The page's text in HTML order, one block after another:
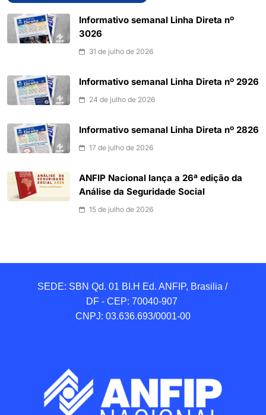
Informativo semanal Linha Direta nº
3026
31 de julho de 2026
Informativo semanal Linha Direta nº 2926
24 de julho de 2026
Informativo semanal Linha Direta nº 2826
17 de julho de 2026
ANFIP Nacional lança a 26ª edição da
Análise da Seguridade Social
15 de julho de 2026
SEDE: SBN Qd. 01 BI.H Ed. ANFIP, Brasilia /
DF - CEP: 70040-907
CNPJ: 03.636.693/0001-00